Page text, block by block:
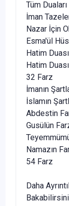
Tüm
İman
Nazar İçin
Esma'ül
Hatim
Hatim
32 Farz
İmanın
İslamın
Abdestin
Gusülün
Namazın
54 Farz
Daha